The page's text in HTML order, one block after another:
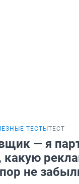
ТЕСТЫ ТЕСТ
— я
какую
не